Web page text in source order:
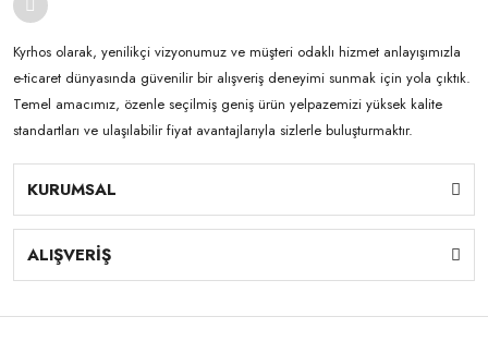
Kyrhos olarak, yenilikçi vizyonumuz ve müşteri odaklı hizmet anlayışımızla
e-ticaret dünyasında güvenilir bir alışveriş deneyimi sunmak için yola çıktık.
Temel amacımız, özenle seçilmiş geniş ürün yelpazemizi yüksek kalite
standartları ve ulaşılabilir fiyat avantajlarıyla sizlerle buluşturmaktır.
KURUMSAL
ALIŞVERİŞ